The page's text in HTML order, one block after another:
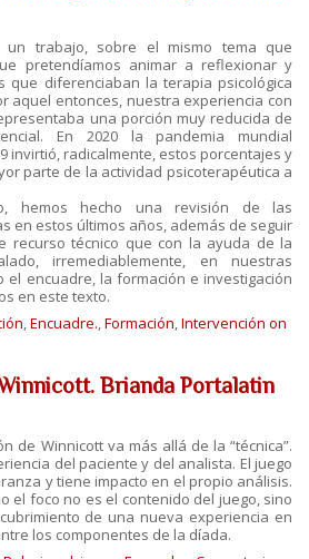
un trabajo, sobre el mismo tema que
pretendíamos animar a reflexionar y
que diferenciaban la terapia psicológica
aquel entonces, nuestra experiencia con
una porción muy reducida de
En 2020 la pandemia mundial
invirtió, radicalmente, estos porcentajes y
parte de la actividad psicoterapéutica a
hemos hecho una revisión de las
en estos últimos años, además de seguir
recurso técnico que con la ayuda de la
irremediablemente, en nuestras
el encuadre, la formación e investigación
en este texto.
,Encuadre.,Formación,Intervención on
Brianda Portalatin
de Winnicott va más allá de la “técnica”.
del paciente y del analista. El juego
y tiene impacto en el propio análisis.
el foco no es el contenido del juego, sino
de una nueva experiencia en
los componentes de la díada.